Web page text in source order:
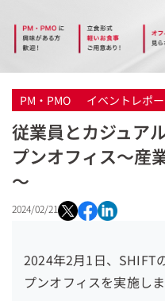
PM・PMO イベントレポ
従業員とカジュア
プンオフィス～産
～
2024/02/21
2024年2月1日、SHIFT
プンオフィスを実施しま